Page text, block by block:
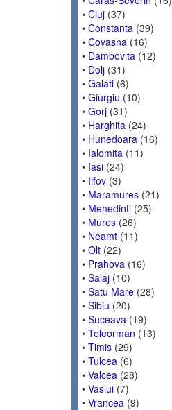
• Cluj (37)
• Constanta (39)
• Covasna (16)
• Dambovita (12)
• Dolj (31)
• Galati (6)
• Giurgiu (10)
• Gorj (31)
• Harghita (24)
• Hunedoara (16)
• Ialomita (11)
• Iasi (24)
• Ilfov (3)
• Maramures (21)
• Mehedinti (25)
• Mures (26)
• Neamt (11)
• Olt (22)
• Prahova (16)
• Salaj (10)
• Satu Mare (28)
• Sibiu (20)
• Suceava (19)
• Teleorman (13)
• Timis (29)
• Tulcea (6)
• Valcea (28)
• Vaslui (7)
• Vrancea (9)